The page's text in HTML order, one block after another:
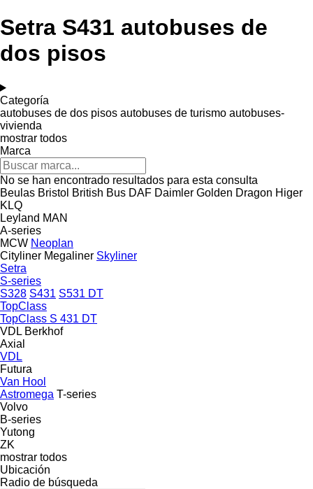
Setra S431 autobuses de
dos pisos
Categoría
autobuses de dos pisos autobuses de turismo autobuses-
vivienda
mostrar todos
Marca
No se han encontrado resultados para esta consulta
Beulas Bristol British Bus DAF Daimler Golden Dragon Higer
KLQ
Leyland MAN
A-series
MCW Neoplan
Cityliner Megaliner Skyliner
Setra
S-series
S328 S431 S531 DT
TopClass
TopClass S 431 DT
VDL Berkhof
Axial
VDL
Futura
Van Hool
Astromega T-series
Volvo
B-series
Yutong
ZK
mostrar todos
Ubicación
Radio de búsqueda